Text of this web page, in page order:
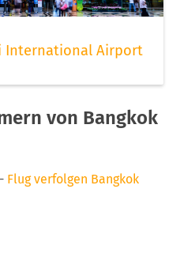
International Airport
von Bangkok
- Flug verfolgen Bangkok